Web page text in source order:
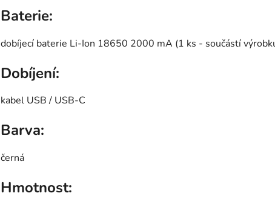
Baterie:
dobíjecí baterie Li-Ion 18650 2000 mA (1 ks - součástí
Dobíjení:
kabel USB / USB-C
Barva:
černá
Hmotnost: